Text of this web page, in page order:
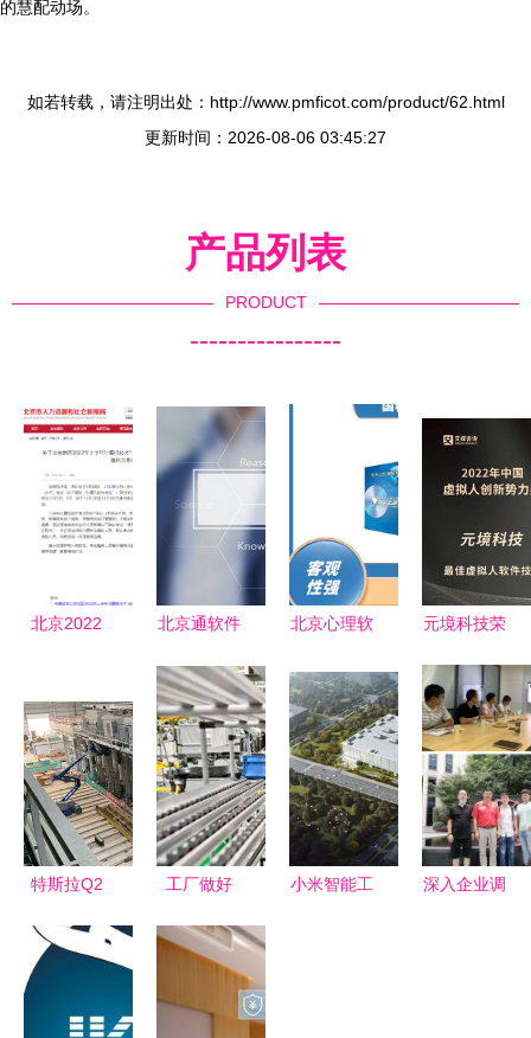
的慧配动场。
如若转载，请注明出处：http://www.pmficot.com/product/62.html
更新时间：2026-08-06 03:45:27
产品列表
PRODUCT
----------------
北京2022
理师退费已
办理，不再
安排补考
北京通软件
市服务的数
字中枢
北京心理软
询解析
元境科技荣
中国虚拟人
创新势力奖
两项大奖
特斯拉Q2
亿美元，股
7% 北京软
工厂做好
真正收益比
你想象的多
小米智能工
深入企业调